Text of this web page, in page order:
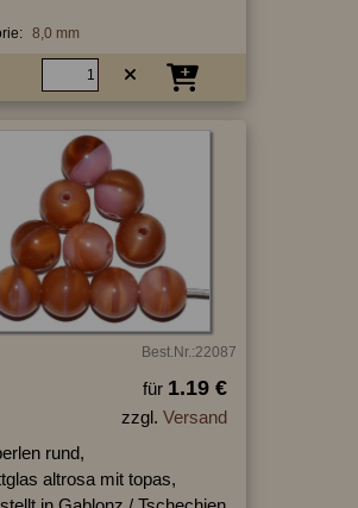
8,0 mm
Best.Nr.:22087
für 1.19 €
zzgl. Versand
rund,
altrosa mit topas,